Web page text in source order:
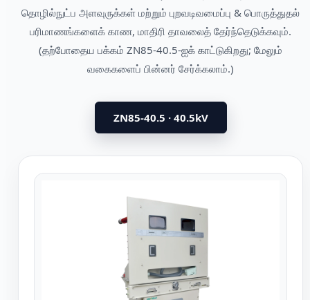
தொழில்நுட்ப அளவுருக்கள் மற்றும் புறவடிவமைப்பு & பொருத்துதல்
பரிமாணங்களைக் காண, மாதிரி தாவலைத் தேர்ந்தெடுக்கவும்.
(தற்போதைய பக்கம் ZN85-40.5-ஐக் காட்டுகிறது; மேலும்
வகைகளைப் பின்னர் சேர்க்கலாம்.)
ZN85-40.5 · 40.5kV